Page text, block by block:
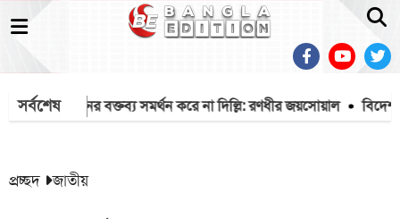
সর্বশেষ
সম্মেলনের বক্তব্য সমর্থন করে না দিল্লি: রণধীর জয়সোয়াল বিদেশ
প্রচ্ছদ জাতীয়